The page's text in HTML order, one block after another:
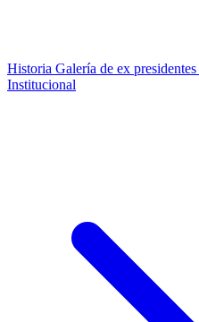
Historia Galería de ex presidentes
Institucional